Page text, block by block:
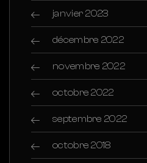
janvier 2023
décembre 2022
novembre 2022
octobre 2022
septembre 2022
octobre 2018